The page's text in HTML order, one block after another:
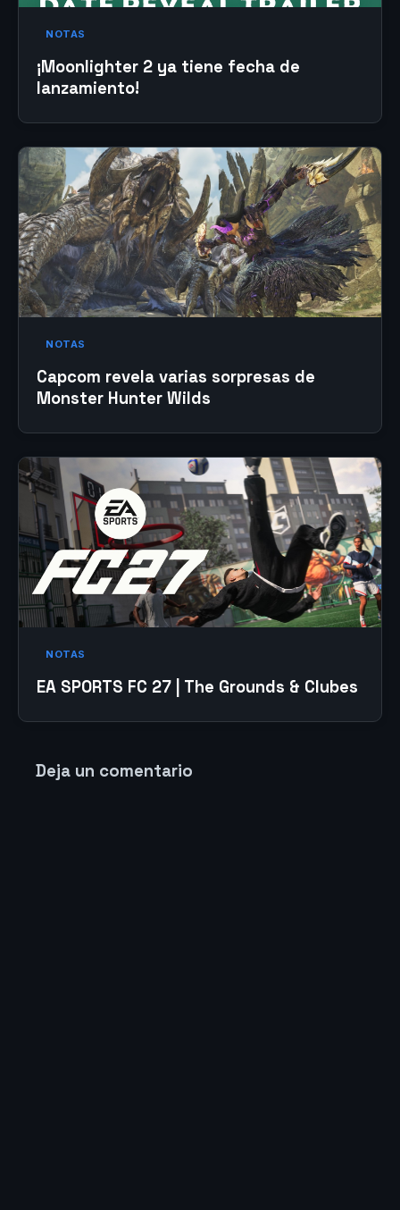
NOTAS
¡Moonlighter 2 ya tiene fecha de
lanzamiento!
NOTAS
Capcom revela varias sorpresas de
Monster Hunter Wilds
NOTAS
EA SPORTS FC 27 | The Grounds & Clubes
Deja un comentario